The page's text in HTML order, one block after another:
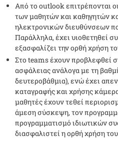
Από τοoutlook επιτρέπονται
των μαθητών και καθηγητών
ηλεκτρονικών διευθύνσεων
Παράλληλα, έχει υιοθετηθεί
εξασφαλίζει την ορθή χρήση
Στοteamsέχουν προβλεφθεί
ασφάλειας ανάλογα με τη
δευτεροβάθμια), ενώ έχει
καταγραφής και χρήσης
μαθητές έχουν τεθεί
άμεση σύσκεψη, τον
προγραμματισμό ιδιωτικών
διασφαλιστεί η ορθή χρήση